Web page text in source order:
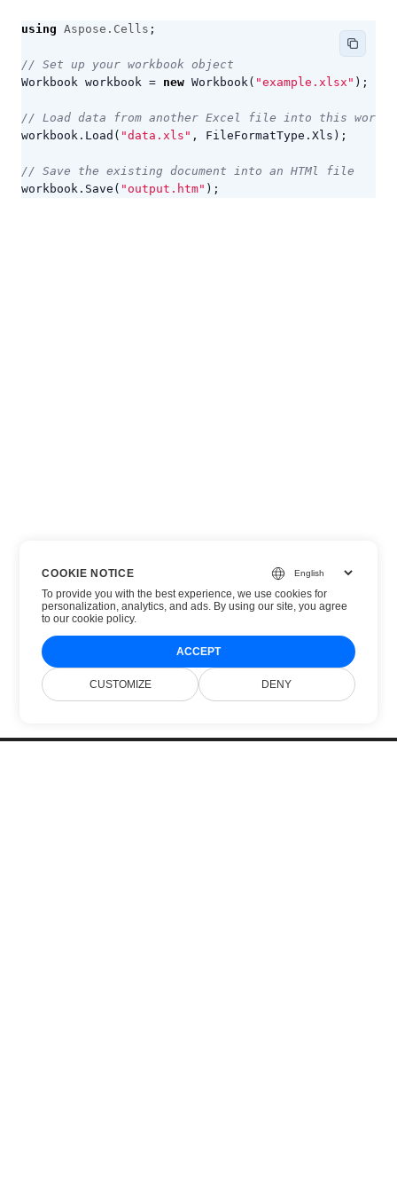
using Aspose.Cells ;
// Set up your workbook object
Workbook workbook = new Workbook( "example.xlsx" );
// Load data from another Excel file into this
workbook . Load ( "data.xls" , FileFormatType . Xls );
// Save the existing document into an HTMl file
workbook . Save ( "output.htm" );
COOKIE NOTICE
To provide you with the best experience, we use cookies for
personalization, analytics, and ads. By using our site, you agree
toour cookie policy.
ACCEPT
CUSTOMIZE DENY